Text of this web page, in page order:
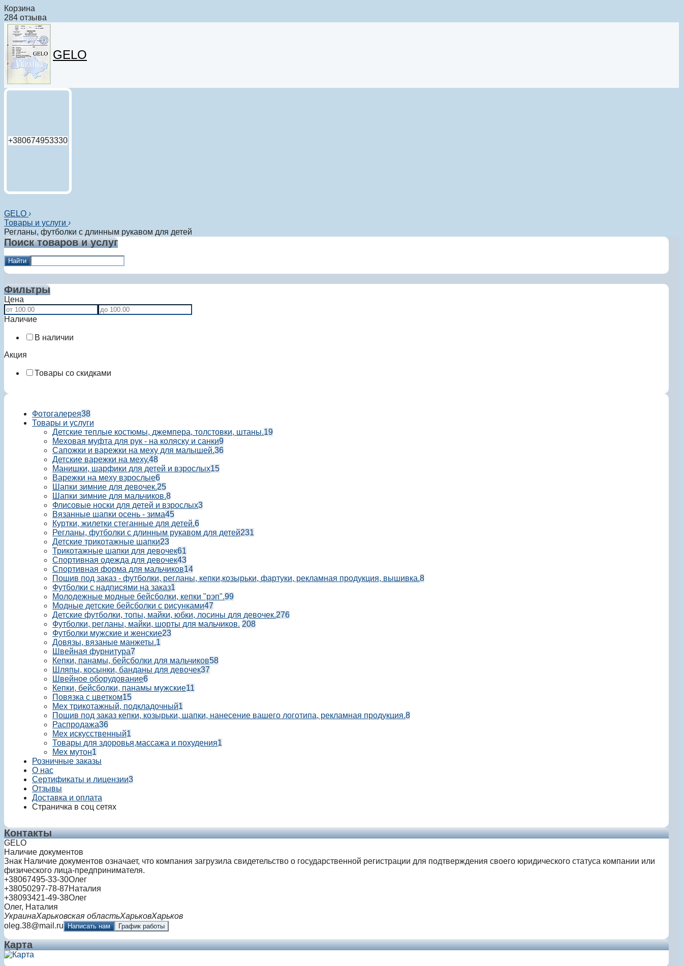
Корзина
284 отзыва
GELO
+380674953330
GELO ›
Товары и услуги ›
Регланы, футболки с длинным рукавом для детей
Поиск товаров и услуг
Найти
Фильтры
Цена
Наличие
В наличии
Акция
Товары со скидками
Фотогалерея38
Товары и услуги
Детские теплые костюмы, джемпера, толстовки, штаны.19
Меховая муфта для рук - на коляску и санки9
Сапожки и варежки на меху для малышей.36
Детские варежки на меху.48
Манишки, шарфики для детей и взрослых15
Варежки на меху взрослые6
Шапки зимние для девочек.25
Шапки зимние для мальчиков.8
Флисовые носки для детей и взрослых3
Вязанные шапки осень - зима45
Куртки, жилетки стеганные для детей.6
Регланы, футболки с длинным рукавом для детей231
Детские трикотажные шапки23
Трикотажные шапки для девочек61
Спортивная одежда для девочек43
Спортивная форма для мальчиков14
Пошив под заказ - футболки, регланы, кепки,козырьки, фартуки, рекламная продукция, вышивка.8
Футболки с надписями на заказ1
Молодежные модные бейсболки, кепки "рэп".99
Модные детские бейсболки с рисунками47
Детские футболки, топы, майки, юбки, лосины для девочек.276
Футболки, регланы, майки, шорты для мальчиков. 208
Футболки мужские и женские23
Довязы, вязаные манжеты.1
Швейная фурнитура7
Кепки, панамы, бейсболки для мальчиков58
Шляпы, косынки, банданы для девочек37
Швейное оборудование6
Кепки, бейсболки, панамы мужские11
Повязка с цветком15
Мех трикотажный, подкладочный1
Пошив под заказ кепки, козырьки, шапки, нанесение вашего логотипа, рекламная продукция.8
Распродажа36
Мех искусственный1
Товары для здоровья,массажа и похудения1
Мех мутон1
Розничные заказы
О нас
Сертификаты и лицензии3
Отзывы
Доставка и оплата
Страничка в соц сетях
Контакты
GELO
Наличие документов
Знак Наличие документов означает, что компания загрузила свидетельство о государственной регистрации для подтверждения своего юридического статуса компании или
физического лица-предпринимателя.
+38067495-33-30Олег
+38050297-78-87Наталия
+38093421-49-38Олег
Олег, Наталия
УкраинаХарьковская областьХарьковХарьков
oleg.38@mail.ru Написать нам График работы
Карта